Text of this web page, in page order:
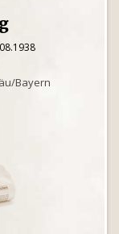
Bayern